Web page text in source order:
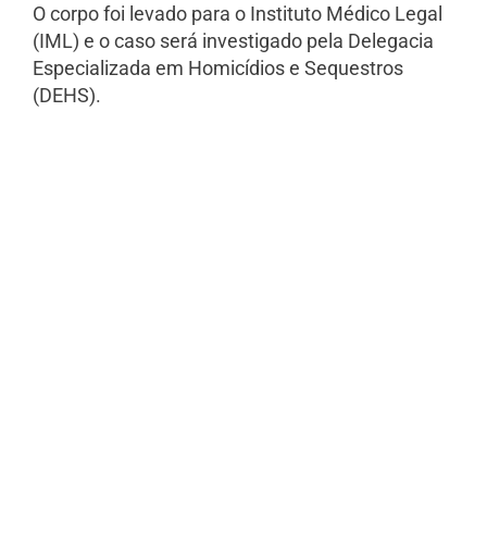
O corpo foi levado para o Instituto Médico Legal
(IML) e o caso será investigado pela Delegacia
Especializada em Homicídios e Sequestros
(DEHS).